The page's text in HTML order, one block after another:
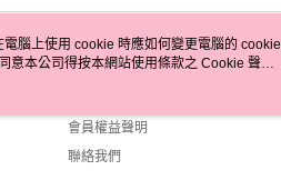
客服資訊
會員權益聲明
聯絡我們
腦上使用 cookie 時應如何變更電腦的 cookie
意本公司得按本網站使用條款之 Cookie 聲明